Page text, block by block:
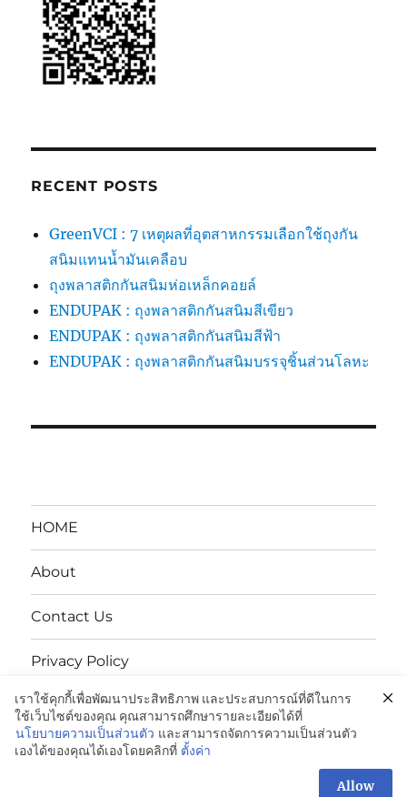
กลิ่น
หอม)
RECENT POSTS
GreenVCI : 7 เหตุผลที่อุตสาหกรรมเลือกใช้ถุงกัน
สนิมแทนน้ำมันเคลือบ
ถุงพลาสติกกันสนิมห่อเหล็กคอยล์
ENDUPAK : ถุงพลาสติกกันสนิมสีเขียว
ENDUPAK : ถุงพลาสติกกันสนิมสีฟ้า
ENDUPAK : ถุงพลาสติกกันสนิมบรรจุชิ้นส่วนโลหะ
HOME
About
Contact Us
Privacy Policy
นโยบายความเป็นส่วนตัว
ENDUPAK:VCI Anti-Rust Bags-ถุงกันสนิม: 098-995-3600
เราใช้คุกกี้เพื่อพัฒนาประสิทธิภาพ และประสบการณ์ที่ดีในการ
ใช้เว็บไซต์ของคุณ คุณสามารถศึกษารายละเอียดได้ที่
นโยบายความเป็นส่วนตัว และสามารถจัดการความเป็นส่วนตัว
เองได้ของคุณได้เองโดยคลิกที่ ตั้งค่า
Allow